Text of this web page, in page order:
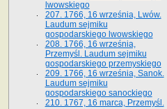
lwowskiego
207. 1766, 16 września, Lwów.
Laudum sejmiku
gospodarskiego lwowskiego
208. 1766, 16 września,
Przemyśl. Laudum sejmiku
gospodarskiego przemyskiego
209. 1766, 16 września, Sanok.
Laudum sejmiku
gospodarskiego sanockiego
210. 1767, 16 marca, Przemyśl.